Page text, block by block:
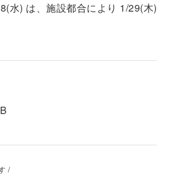
水) は、施設都合により 1/29(木)
/